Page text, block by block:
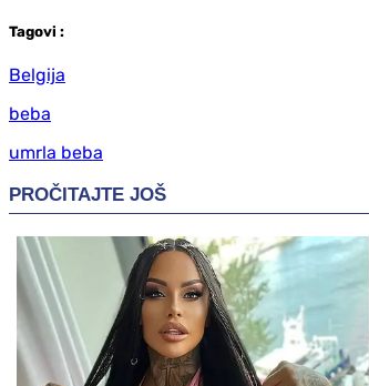
Tagovi :
Belgija
beba
umrla beba